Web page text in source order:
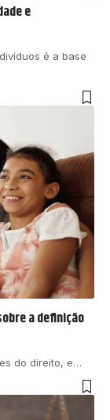
e
é a base
a definição
do direito, e…